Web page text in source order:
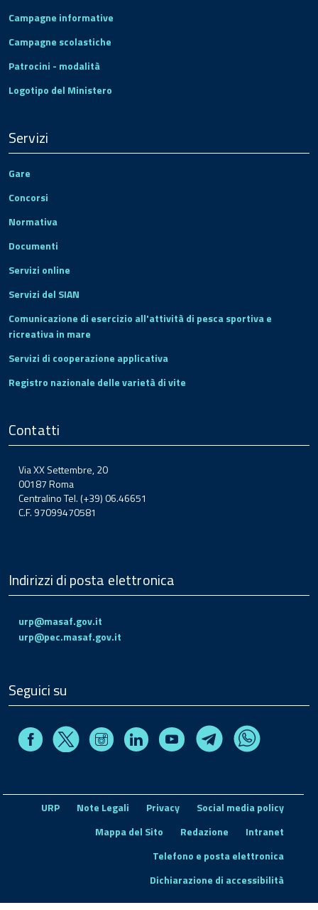
Campagne informative
Campagne scolastiche
Patrocini - modalità
Logotipo del Ministero
Servizi
Gare
Concorsi
Normativa
Documenti
Servizi online
Servizi del SIAN
Comunicazione di esercizio all'attività di pesca sportiva e
ricreativa in mare
Servizi di cooperazione applicativa
Registro nazionale delle varietà di vite
Contatti
Via XX Settembre, 20
00187 Roma
Centralino Tel. (+39) 06.46651
C.F. 97099470581
Indirizzi di posta elettronica
urp@masaf.gov.it
urp@pec.masaf.gov.it
Seguici su
FacebookX InstagramLinkedin Youtube TelegramWhatsapp
URP Note Legali Privacy
Social media policy
Mappa del Sito
Redazione
Intranet
Telefono e posta elettronica
Dichiarazione di accessibilità